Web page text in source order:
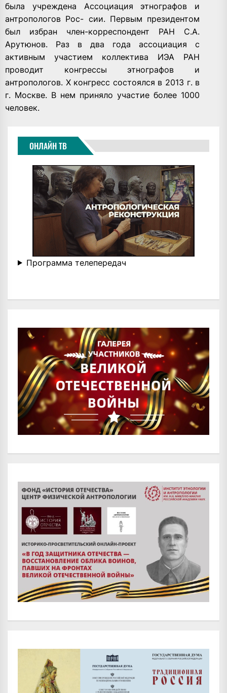
была учреждена Ассоциация этнографов и
антропологов Рос- сии. Первым президентом
был избран член-корреспондент РАН С.А.
Арутюнов. Раз в два года ассоциация с
активным участием коллектива ИЭА РАН
проводит конгрессы этнографов и
антропологов. X конгресс состоялся в 2013 г. в
г. Москве. В нем приняло участие более 1000
человек.
ОНЛАЙН ТВ
Программа телепередач